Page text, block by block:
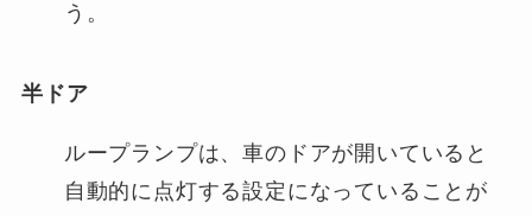
う。
半ドア
ループランプは、車のドアが開いていると
自動的に点灯する設定になっていることが